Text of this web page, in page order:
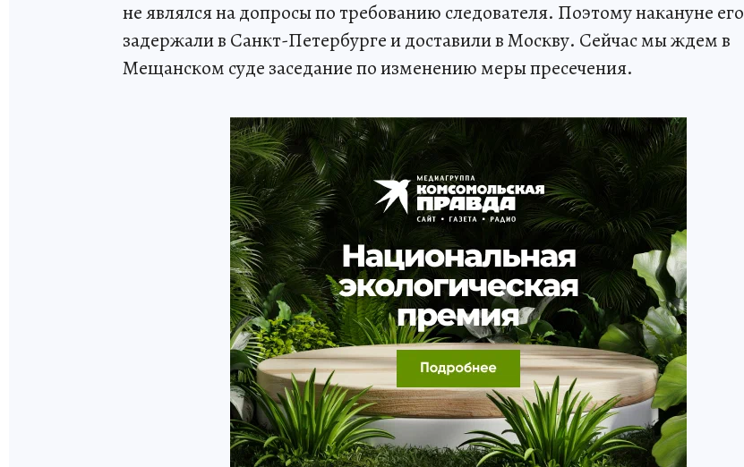
не являлся на допросы по требованию следователя. Поэтому накануне его
задержали в Санкт-Петербурге и доставили в Москву. Сейчас мы ждем в
Мещанском суде заседание по изменению меры пресечения.